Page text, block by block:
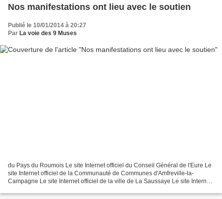
Nos manifestations ont lieu avec le soutien
Publié le 10/01/2014 à 20:27
Par La voie des 9 Muses
du Pays du Roumois Le site Internet officiel du Conseil Général de l'Eure Le
site Internet officiel de la Communauté de Communes d'Amfreville-la-
Campagne Le site Internet officiel de la ville de La Saussaye Le site Internet